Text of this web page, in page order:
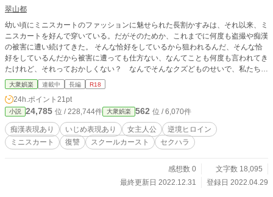
翠山都
幼い頃にミニスカートのファッションに魅せられた長割かすみは、それ以来、ミ
ニスカートを好んで穿いている。だがそのためか、これまでに何度も盗撮や痴漢
の被害に遭い続けてきた。 そんな恰好をしているから狙われるんだ、そんな恰
好をしているんだから被害に遭っても仕方ない、なんてことも何度も言われてき
たけれど、それっておかしくない？ なんでそんなクズどものせいで、私たちが
やりたいことを制限されたり、遠慮したりしなくちゃいけないんだ。 私はやり
たいことをやるし、したい恰好をするし、性犯罪者どもは絶対に許さない！ 胸
に怒りと闘志を燃やし、美を追求しながら、正しいことを正しいと言えない世の
中で生き抜いてゆこうとする、ある女性の記録。 ※本作品はフィクションであ
り、実在の人物、団体、地域などには一切関係がありません。また作中に公序良
俗に反する描写や表現がありますが、それらを許容、容認するものではありませ
ん。
大衆娯楽 連載中 長編 R18
24h.ポイント 21pt
小説 24,785 位 / 228,744件 大衆娯楽 562 位 / 6,070件
痴漢表現あり いじめ表現あり 女主人公
逆境ヒロイン
ミニスカート
復讐 スクールカースト セクハラ
感想数 0
文字数 18,095
最終更新日 2022.12.31
登録日 2022.04.29